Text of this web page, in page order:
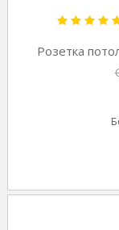
Розетка